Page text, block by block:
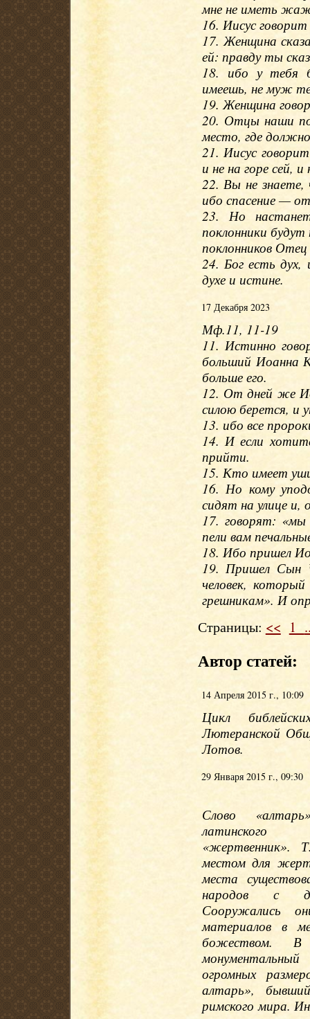
мне не иметь
16. Иисус
17. Женщина
ей: правду ты
18. ибо у тебя
имеешь, не муж
19. Женщина
20. Отцы наши
место, где
21. Иисус
и не на горе сей,
22. Вы не знаете,
ибо спасение —
23. Но
поклонники
поклонников
24. Бог есть
духе и истине.
17 Декабря 2023
Мф.11, 11-19
11. Истинно
больший Иоанна
больше его.
12. От дней же
силою берется, и
13. ибо все
14. И если
прийти.
15. Кто имеет
16. Но кому
сидят на улице
17. говорят:
пели вам
18. Ибо пришел
19. Пришел Сын
человек,
грешникам». И
Страницы: << 1
Автор статей:
14 Апреля 2015 г., 10:09
Цикл
Лютеранской
Лотов.
29 Января 2015 г., 09:30
Слово
«жертвенник».
местом для
места
народов с
Сооружались
материалов в
божеством. В
огромных
алтарь»,
римского мира.